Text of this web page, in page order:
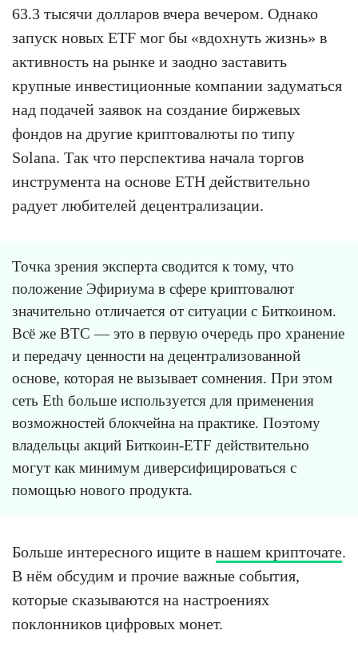
63.3 тысячи долларов вчера вечером. Однако
запуск новых ETF мог бы «вдохнуть жизнь» в
активность на рынке и заодно заставить
крупные инвестиционные компании задуматься
над подачей заявок на создание биржевых
фондов на другие криптовалюты по типу
Solana. Так что перспектива начала торгов
инструмента на основе ETH действительно
радует любителей децентрализации.
Точка зрения эксперта сводится к тому, что
положение Эфириума в сфере криптовалют
значительно отличается от ситуации с Биткоином.
Всё же BTC — это в первую очередь про хранение
и передачу ценности на децентрализованной
основе, которая не вызывает сомнения. При этом
сеть Eth больше используется для применения
возможностей блокчейна на практике. Поэтому
владельцы акций Биткоин-ETF действительно
могут как минимум диверсифицироваться с
помощью нового продукта.
Больше интересного ищите в нашем крипточате.
В нём обсудим и прочие важные события,
которые сказываются на настроениях
поклонников цифровых монет.